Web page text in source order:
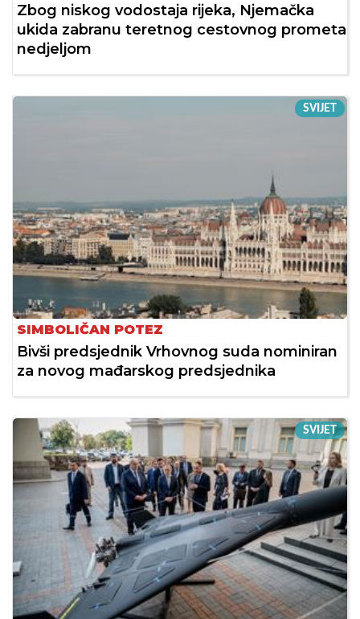
Zbog niskog vodostaja rijeka, Njemačka
ukida zabranu teretnog cestovnog prometa
nedjeljom
SVIJET
SIMBOLIČAN POTEZ
Bivši predsjednik Vrhovnog suda nominiran
za novog mađarskog predsjednika
SVIJET